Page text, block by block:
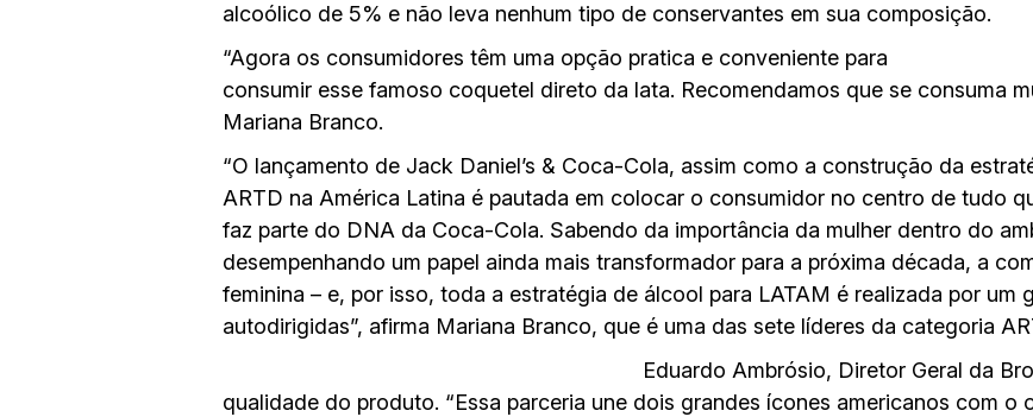
alcoólico de 5% e não leva nenhum tipo de conservantes em sua composição.
“Agora os consumidores têm uma opção pratica e conveniente para
consumir esse famoso coquetel direto da lata. Recomendamos que se consuma
Mariana Branco.
“O lançamento de Jack Daniel’s & Coca-Cola, assim como a construção da
ARTD na América Latina é pautada em colocar o consumidor no centro de tudo
faz parte do DNA da Coca-Cola. Sabendo da importância da mulher dentro do
desempenhando um papel ainda mais transformador para a próxima década, a
feminina – e, por isso, toda a estratégia de álcool para LATAM é realizada por um
autodirigidas”, afirma Mariana Branco, que é uma das sete líderes da categoria
Eduardo Ambrósio, Diretor Geral da
qualidade do produto. “Essa parceria une dois grandes ícones americanos com o